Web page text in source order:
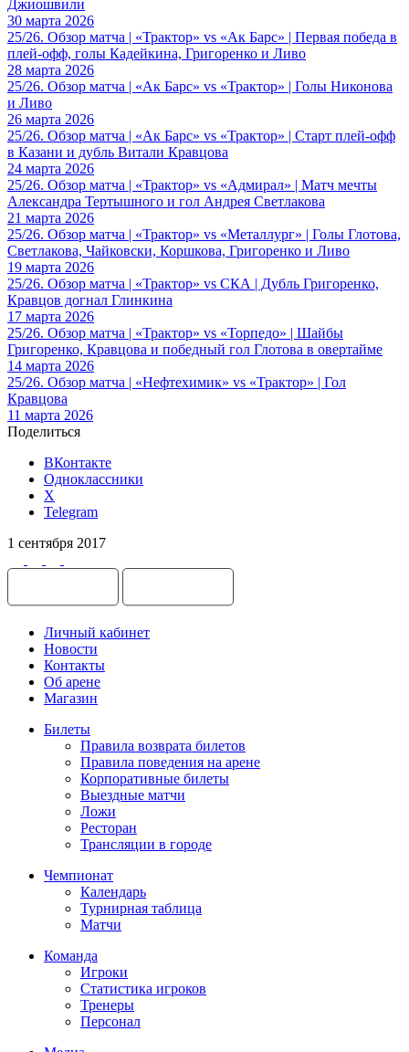
Джиошвили
30 марта 2026
25/26. Обзор матча | «Трактор» vs «Ак Барс» | Первая победа в
плей-офф, голы Кадейкина, Григоренко и Ливо
28 марта 2026
25/26. Обзор матча | «Ак Барс» vs «Трактор» | Голы Никонова
и Ливо
26 марта 2026
25/26. Обзор матча | «Ак Барс» vs «Трактор» | Старт плей-офф
в Казани и дубль Витали Кравцова
24 марта 2026
25/26. Обзор матча | «Трактор» vs «Адмирал» | Матч мечты
Александра Тертышного и гол Андрея Светлакова
21 марта 2026
25/26. Обзор матча | «Трактор» vs «Металлург» | Голы Глотова,
Светлакова, Чайковски, Коршкова, Григоренко и Ливо
19 марта 2026
25/26. Обзор матча | «Трактор» vs СКА | Дубль Григоренко,
Кравцов догнал Глинкина
17 марта 2026
25/26. Обзор матча | «Трактор» vs «Торпедо» | Шайбы
Григоренко, Кравцова и победный гол Глотова в овертайме
14 марта 2026
25/26. Обзор матча | «Нефтехимик» vs «Трактор» | Гол
Кравцова
11 марта 2026
Поделиться
ВКонтакте
Одноклассники
X
Telegram
1 сентября 2017
Личный кабинет
Новости
Контакты
Об арене
Магазин
Билеты
Правила возврата билетов
Правила поведения на арене
Корпоративные билеты
Выездные матчи
Ложи
Ресторан
Трансляции в городе
Чемпионат
Календарь
Турнирная таблица
Матчи
Команда
Игроки
Статистика игроков
Тренеры
Персонал